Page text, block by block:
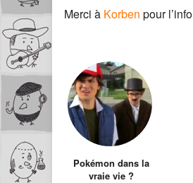
Merci à Korben pour l’info
Pokémon dans la
vraie vie ?